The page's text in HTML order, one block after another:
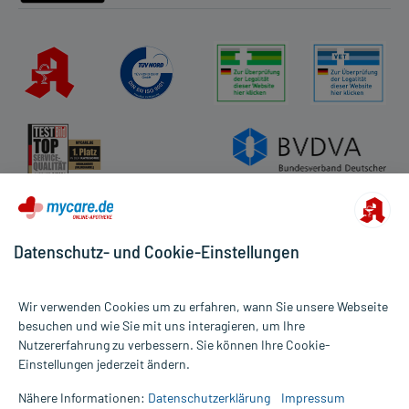
Alle Preise gelten inkl. MwSt., ggf. zzgl. Versandkosten
Informationen auf dieser Website werden ausschließlich für
Datenschutz- und Cookie-Einstellungen
Wir verwenden Cookies um zu erfahren, wann Sie unsere Webseite
besuchen und wie Sie mit uns interagieren, um Ihre
Nutzererfahrung zu verbessern. Sie können Ihre Cookie-
Einstellungen jederzeit ändern.
Nähere Informationen: Datenschutzerklärung Impressum